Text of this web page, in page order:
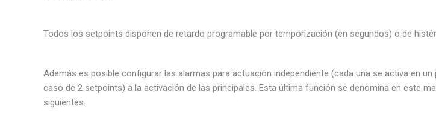
Todos los setpoints disponen de retardo programable por temporización (en segundos) o de
Además es posible configurar las alarmas para actuación independiente (cada una se activa en
caso de 2 setpoints) a la activación de las principales. Esta última función se denomina en este
siguientes.